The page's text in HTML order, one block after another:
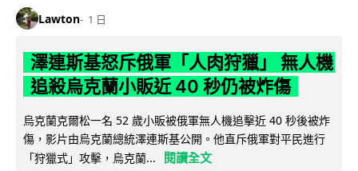
Lawton 1 日
澤連斯基怒斥俄軍「人肉狩獵」 無人機
追殺烏克蘭小販近 40 秒仍被炸傷
烏克蘭克爾松一名 52 歲小販被俄軍無人機追擊近 40 秒後被炸
傷，影片由烏克蘭總統澤連斯基公開。他直斥俄軍對平民進行
「狩獵式」攻擊，烏克蘭...
閱讀全文